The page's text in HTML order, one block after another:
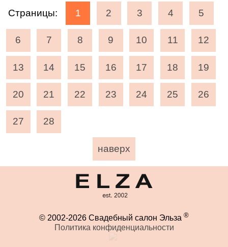
Страницы: 1 2 3 4 5
6 7 8 9 10 11 12
13 14 15 16 17 18 19
20 21 22 23 24 25 26
27 28
наверх
© 2002-2026 Свадебный салон Эльза ®
Политика конфиденциальности